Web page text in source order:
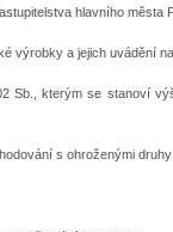
hlavního města
výrobky a jejich uvádění
Sb., kterým se stanoví
s ohroženými druhy